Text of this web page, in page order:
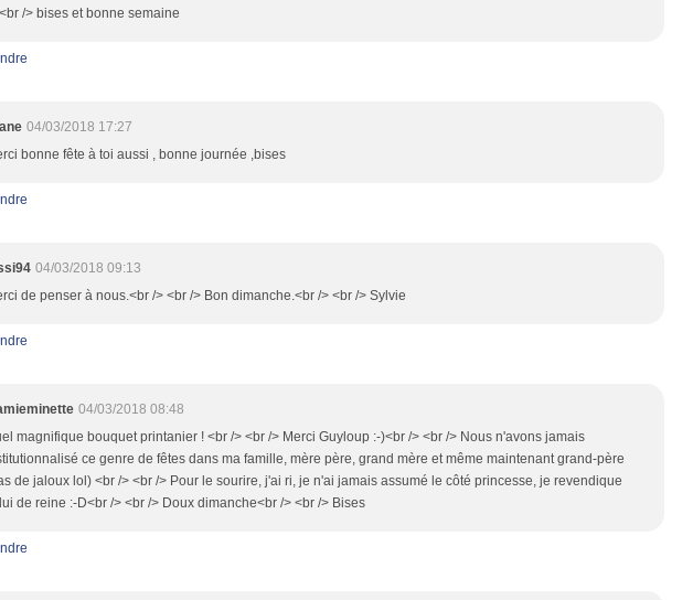
/> bises et bonne semaine
04/03/2018 17:27
bonne fête à toi aussi , bonne journée ,bises
04/03/2018 09:13
de penser à nous.<br /> <br /> Bon dimanche.<br /> <br /> Sylvie
04/03/2018 08:48
magnifique bouquet printanier ! <br /> <br /> Merci Guyloup :-)<br /> <br /> Nous n'avons jamais
ce genre de fêtes dans ma famille, mère père, grand mère et même maintenant grand-père
de jaloux lol) <br /> <br /> Pour le sourire, j'ai ri, je n'ai jamais assumé le côté princesse, je revendique
de reine :-D<br /> <br /> Doux dimanche<br /> <br /> Bises